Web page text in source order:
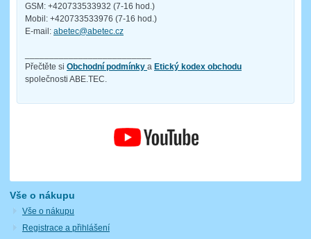
GSM: +420733533932 (7-16 hod.)
Mobil: +420733533976 (7-16 hod.)
E-mail: abetec@abetec.cz
Přečtěte si Obchodní podmínky a Etický kodex obchodu
společnosti ABE.TEC.
Vše o nákupu
Vše o nákupu
Registrace a přihlášení